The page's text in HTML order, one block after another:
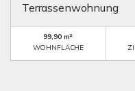
Terrassenwohnung
99,90 m²
WOHNFLÄCHE